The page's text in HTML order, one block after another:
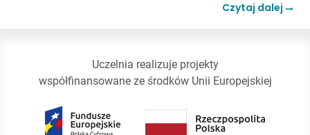
Czytaj dalej
Uczelnia realizuje projekty
współfinansowane ze środków Unii Europejskiej